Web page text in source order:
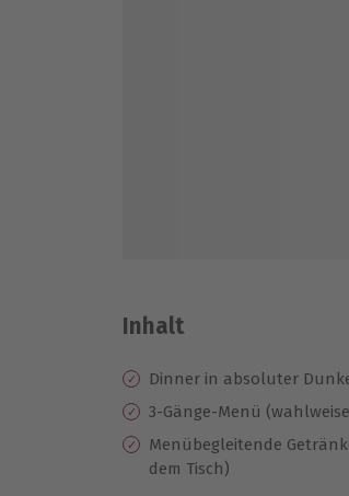
Inhalt
Dinner in absoluter
3-Gänge-Menü
Menübegleitende
dem Tisch)